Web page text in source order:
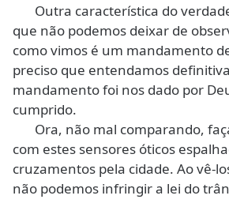
Outra característica do
que não podemos deixar de
como vimos é um mandamento
preciso que entendamos
mandamento foi nos dado por
cumprido.
Ora, não mal comparando,
com estes sensores óticos
cruzamentos pela cidade. Ao vê-
não podemos infringir a lei do